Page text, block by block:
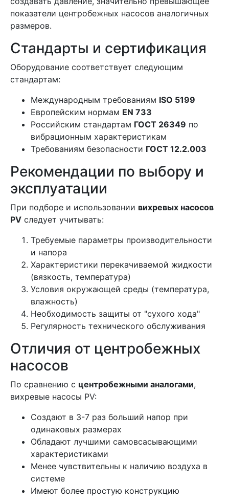
показатели центробежных насосов аналогичных
размеров.
Стандарты и сертификация
Оборудование соответствует следующим
стандартам:
Международным требованиям ISO 5199
Европейским нормам EN 733
Российским стандартам ГОСТ 26349 по
вибрационным характеристикам
Требованиям безопасности ГОСТ 12.2.003
Рекомендации по выбору и
эксплуатации
При подборе и использовании вихревых насосов
PV следует учитывать:
Требуемые параметры производительности
и напора
Характеристики перекачиваемой жидкости
(вязкость, температура)
Условия окружающей среды (температура,
влажность)
Необходимость защиты от "сухого хода"
Регулярность технического обслуживания
Отличия от центробежных
насосов
По сравнению с центробежными аналогами,
вихревые насосы PV:
Создают в 3-7 раз больший напор при
одинаковых размерах
Обладают лучшими самовсасывающими
характеристиками
Менее чувствительны к наличию воздуха в
системе
Имеют более простую конструкцию